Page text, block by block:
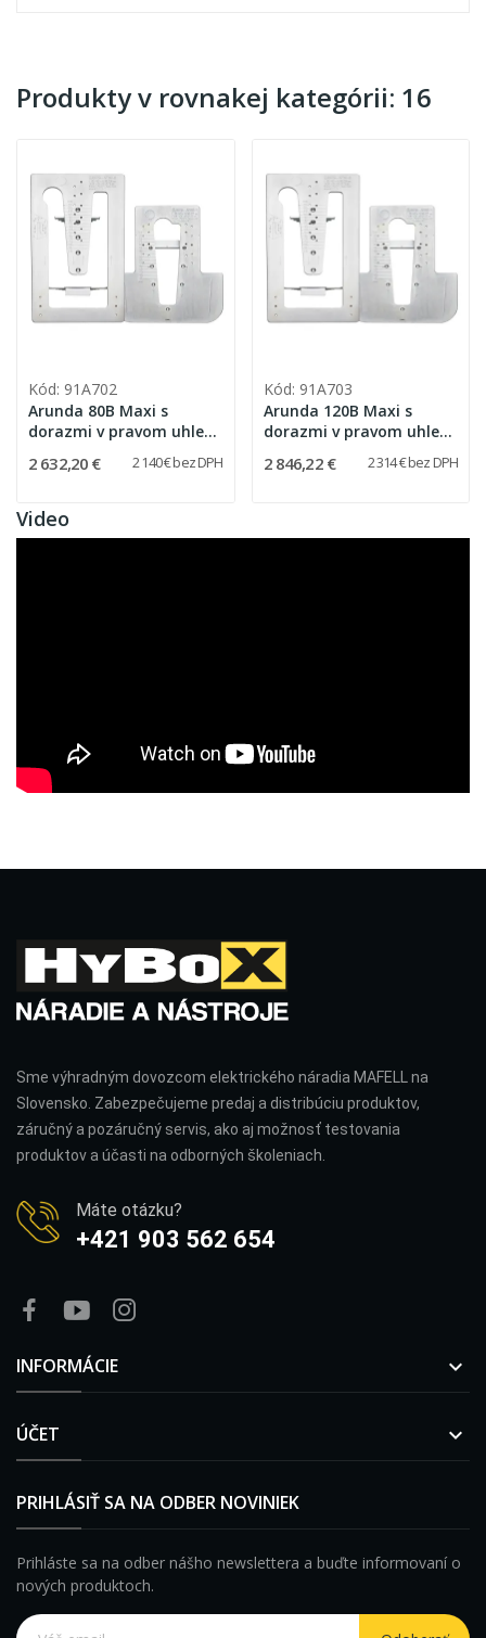
Produkty v rovnakej kategórii: 16
Kód: 91A702
Arunda 80B Maxi s
dorazmi v pravom uhle
nakláňania)
2 632,20 € 2 140 € bez DPH
Kód: 91A703
Arunda 120B Maxi s
dorazmi v pravom uhle
nakláňania)
2 846,22 € 2 314 € bez DPH
Video
Sme výhradným dovozcom elektrického náradia MAFELL na
Slovensko. Zabezpečujeme predaj a distribúciu produktov,
záručný a pozáručný servis, ako aj možnosť testovania
produktov a účasti na odborných školeniach.
Máte otázku?
+421 903 562 654
INFORMÁCIE 
ÚČET 
PRIHLÁSIŤ SA NA ODBER NOVINIEK
Prihláste sa na odber nášho newslettera a buďte informovaní o
nových produktoch.